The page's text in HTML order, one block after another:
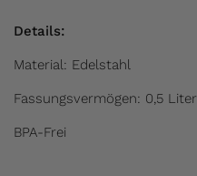
Details:
Material: Edelstahl
Fassungsvermögen: 0,5 Liter
BPA-Frei